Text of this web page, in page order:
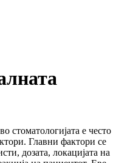
стоматологијата е често
Главни фактори се
дозата, локацијата на